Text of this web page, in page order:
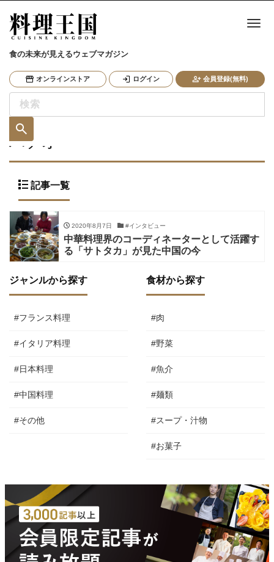
食の未来が見えるウェブマガジン
オンラインストア ログイン 会員登録(無料)
ナ
ハチオー
記事一覧
2020年8月7日 #インタビュー
中華料理界のコーディネーターとして活躍す
る「サトタカ」が見た中国の今
ジャンルから探す
#フランス料理
#イタリア料理
#日本料理
#中国料理
#その他
食材から探す
#肉
#野菜
#魚介
#麺類
#スープ・汁物
#お菓子